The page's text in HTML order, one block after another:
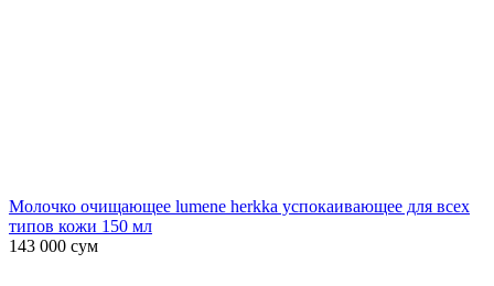
Молочко очищающее lumene herkka успокаивающее для всех
типов кожи 150 мл
143 000 сум